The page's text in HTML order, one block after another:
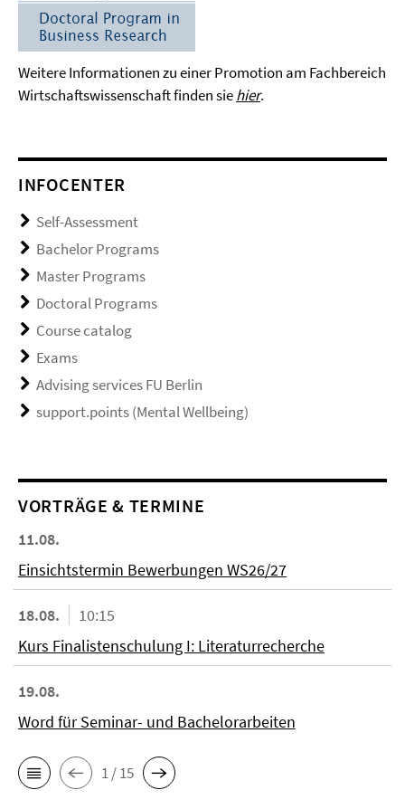
Weitere Informationen zu einer Promotion am Fachbereich
Wirtschaftswissenschaft finden siehier.
INFOCENTER
Self-Assessment
Bachelor Programs
Master Programs
Doctoral Programs
Course catalog
Exams
Advising services FU Berlin
support.points (Mental Wellbeing)
VORTRÄGE & TERMINE
11.08.
Einsichtstermin Bewerbungen WS26/27
18.08.
10:15
Kurs Finalistenschulung I: Literaturrecherche
19.08.
Word für Seminar- und Bachelorarbeiten
1 / 15